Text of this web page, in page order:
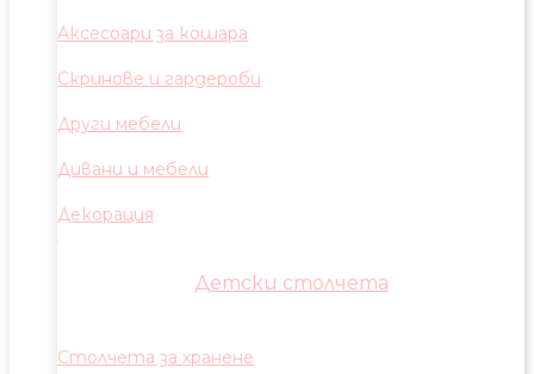
Аксесоари за кошара
Скринове и гардероби
Други мебели
Дивани и мебели
Декорация
Детски столчета
Столчета за хранене